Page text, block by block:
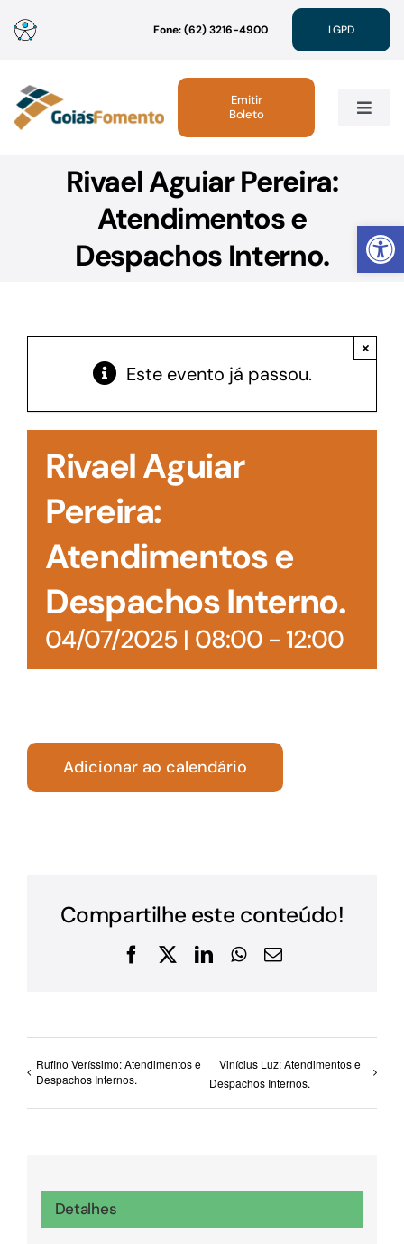
Abrir
para
conteúdo
Fone: (62) 3216-4900 LGPD
Toggle
Institucional
Linhas de Crédito
Acesso à Informação
Emitir
Boleto
Rivael Aguiar Pereira:
Atendimentos e
Despachos Interno.
Este evento já passou.
×
Rivael Aguiar
Pereira:
Atendimentos e
Despachos Interno.
04/07/2025 | 08:00- 12:00
Adicionar ao calendário
Compartilhe este conteúdo!
Facebook
X LinkedInWhatsApp
E-
Rufino Veríssimo: Atendimentos e
Despachos Internos.
Vinícius Luz: Atendimentos e
Despachos Internos.
Detalhes